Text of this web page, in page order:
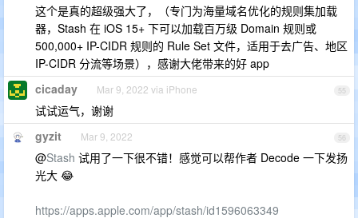
这个是真的超级强大了，（专门为海量域名优化的规则集加载
器，Stash 在 iOS 15+ 下可以加载百万级 Domain 规则或
500,000+ IP-CIDR 规则的 Rule Set 文件，适用于去广告、地区
IP-CIDR 分流等场景），感谢大佬带来的好 app
55
cicaday Mar 9, 2022 via iPhone
试试运气，谢谢
56
gyzit Mar 9, 2022
@Stash 试用了一下很不错！感觉可以帮作者 Decode 一下发扬
光大 😂
https://apps.apple.com/app/stash/id1596063349